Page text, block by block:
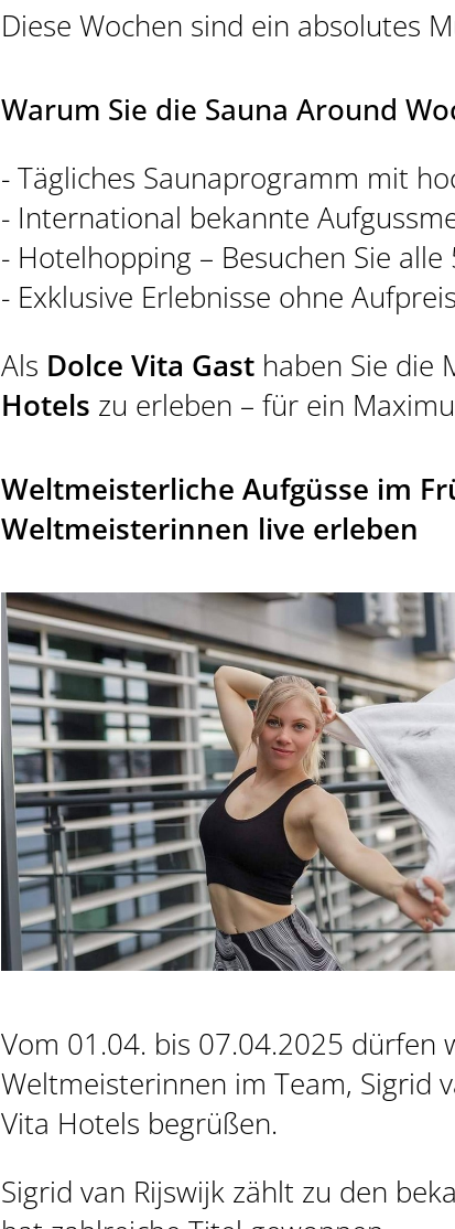
Diese Wochen sind ein absolutes
Warum Sie die Sauna Around
- Tägliches Saunaprogramm mit
- International bekannte
- Hotelhopping – Besuchen Sie
- Exklusive Erlebnisse ohne
Als Dolce Vita Gast haben Sie die
Hotels zu erleben – für ein
Weltmeisterliche Aufgüsse im
Weltmeisterinnen live erleben
Vom 01.04. bis 07.04.2025 dürfen
Weltmeisterinnen im Team, Sigrid
Vita Hotels begrüßen.
Sigrid van Rijswijk zählt zu den